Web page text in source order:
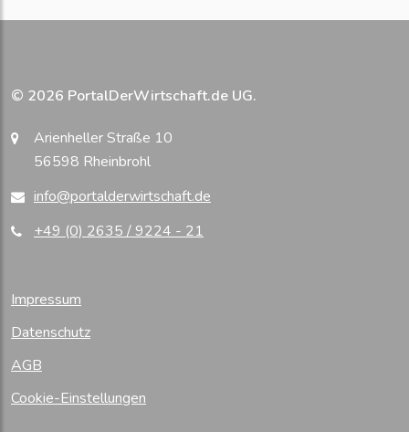
© 2026 PortalDerWirtschaft.de UG.
Arienheller Straße 10
56598 Rheinbrohl
info@portalderwirtschaft.de
+49 (0) 2635 / 9224 - 21
Impressum
Datenschutz
AGB
Cookie-Einstellungen